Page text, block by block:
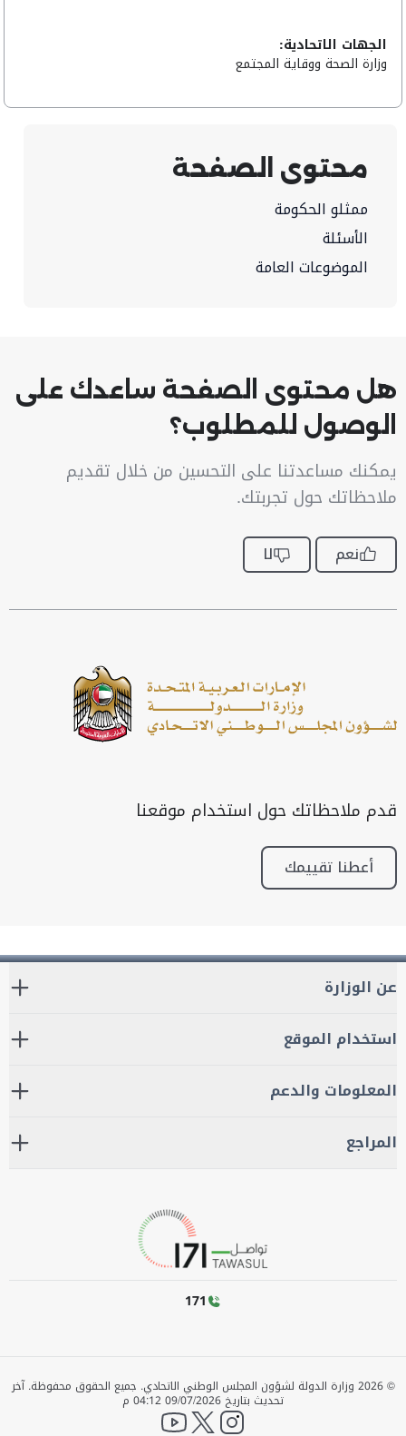
الجهات الاتحادية:
وزارة الصحة ووقاية المجتمع
محتوى الصفحة
ممثلو الحكومة
الأسئلة
الموضوعات العامة
هل محتوى الصفحة ساعدك على
الوصول للمطلوب؟
يمكنك مساعدتنا على التحسين من خلال تقديم
ملاحظاتك حول تجربتك.
نعم لا
قدم ملاحظاتك حول استخدام موقعنا
أعطنا تقييمك
عن الوزارة
استخدام الموقع
المعلومات والدعم
المراجع
171
©
2026 وزارة الدولة لشؤون المجلس الوطني الاتحادي. جميع الحقوق محفوظة.آخر
تحديث بتاريخ 09/07/2026 04:12 م
instagram
twitter
YouTube